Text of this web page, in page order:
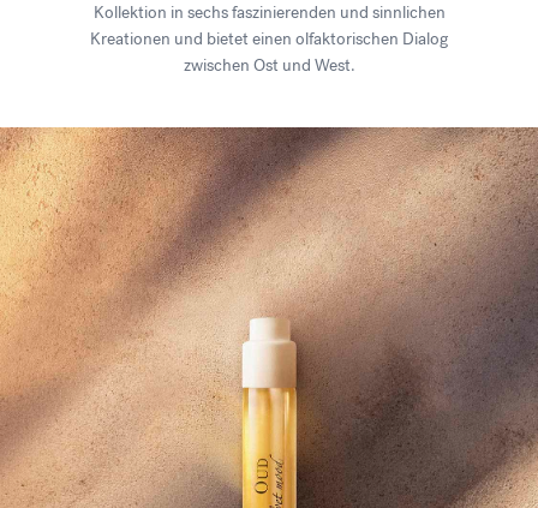
Kollektion in sechs faszinierenden und sinnlichen
Kreationen und bietet einen olfaktorischen Dialog
zwischen Ost und West.